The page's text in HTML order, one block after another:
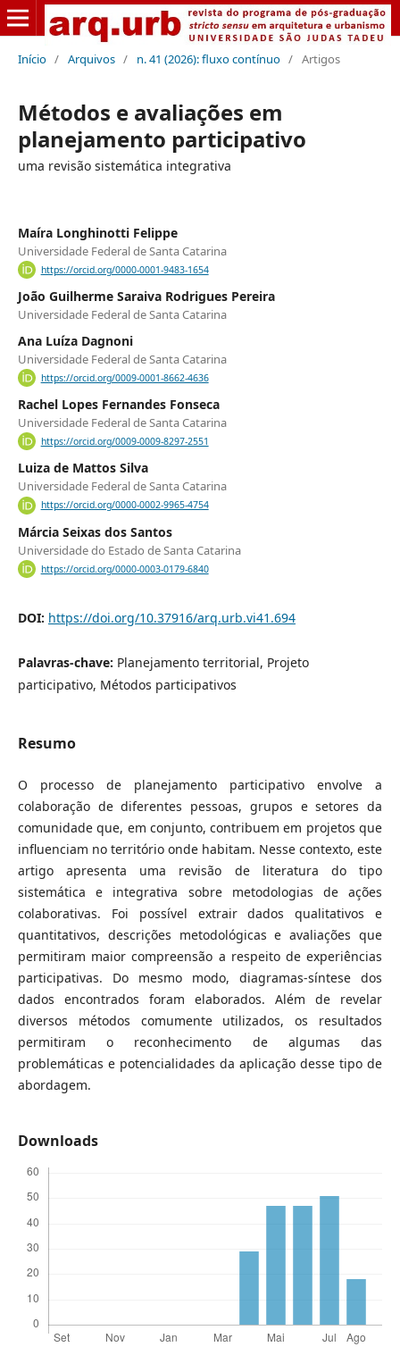
Início / Arquivos / n. 41 (2026): fluxo contínuo / Artigos
Métodos e avaliações em
planejamento participativo
uma revisão sistemática integrativa
Maíra Longhinotti Felippe
Universidade Federal de Santa Catarina
https://orcid.org/0000-0001-9483-1654
João Guilherme Saraiva Rodrigues Pereira
Universidade Federal de Santa Catarina
Ana Luíza Dagnoni
Universidade Federal de Santa Catarina
https://orcid.org/0009-0001-8662-4636
Rachel Lopes Fernandes Fonseca
Universidade Federal de Santa Catarina
https://orcid.org/0009-0009-8297-2551
Luiza de Mattos Silva
Universidade Federal de Santa Catarina
https://orcid.org/0000-0002-9965-4754
Márcia Seixas dos Santos
Universidade do Estado de Santa Catarina
https://orcid.org/0000-0003-0179-6840
DOI: https://doi.org/10.37916/arq.urb.vi41.694
Palavras-chave: Planejamento territorial, Projeto
participativo, Métodos participativos
Resumo
O processo de planejamento participativo envolve a
colaboração de diferentes pessoas, grupos e setores da
comunidade que, em conjunto, contribuem em projetos que
influenciam no território onde habitam. Nesse contexto, este
artigo apresenta uma revisão de literatura do tipo
sistemática e integrativa sobre metodologias de ações
colaborativas. Foi possível extrair dados qualitativos e
quantitativos, descrições metodológicas e avaliações que
permitiram maior compreensão a respeito de experiências
participativas. Do mesmo modo, diagramas-síntese dos
dados encontrados foram elaborados. Além de revelar
diversos métodos comumente utilizados, os resultados
permitiram o reconhecimento de algumas das
problemáticas e potencialidades da aplicação desse tipo de
abordagem.
Downloads